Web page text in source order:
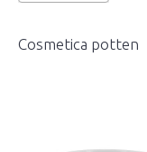
Cosmetica potten